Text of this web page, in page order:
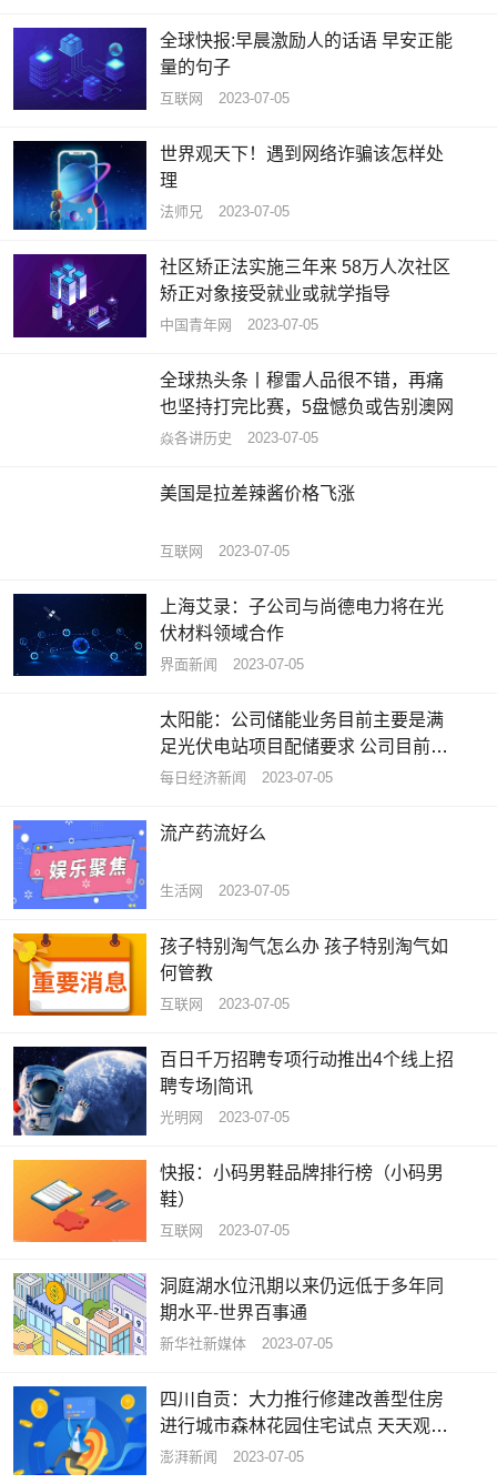
全球快报:早晨激励人的话语 早安正能
量的句子
互联网 2023-07-05
世界观天下！遇到网络诈骗该怎样处
理
法师兄 2023-07-05
社区矫正法实施三年来 58万人次社区
矫正对象接受就业或就学指导
中国青年网 2023-07-05
全球热头条丨穆雷人品很不错，再痛
也坚持打完比赛，5盘憾负或告别澳网
焱各讲历史 2023-07-05
美国是拉差辣酱价格飞涨
互联网 2023-07-05
上海艾录：子公司与尚德电力将在光
伏材料领域合作
界面新闻 2023-07-05
太阳能：公司储能业务目前主要是满
足光伏电站项目配储要求 公司目前没
有投资储能设备制造
每日经济新闻 2023-07-05
流产药流好么
生活网 2023-07-05
孩子特别淘气怎么办 孩子特别淘气如
何管教
互联网 2023-07-05
百日千万招聘专项行动推出4个线上招
聘专场|简讯
光明网 2023-07-05
快报：小码男鞋品牌排行榜（小码男
鞋）
互联网 2023-07-05
洞庭湖水位汛期以来仍远低于多年同
期水平-世界百事通
新华社新媒体 2023-07-05
四川自贡：大力推行修建改善型住房
进行城市森林花园住宅试点 天天观热
点
澎湃新闻 2023-07-05